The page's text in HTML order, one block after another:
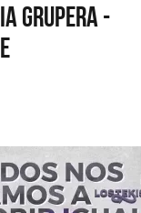
GRUPERA -